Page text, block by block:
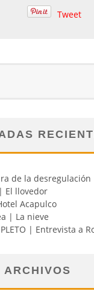
Tweet
de la desregulación
El llovedor
Acapulco
| La nieve
| Entrevista a
ARCHIVOS